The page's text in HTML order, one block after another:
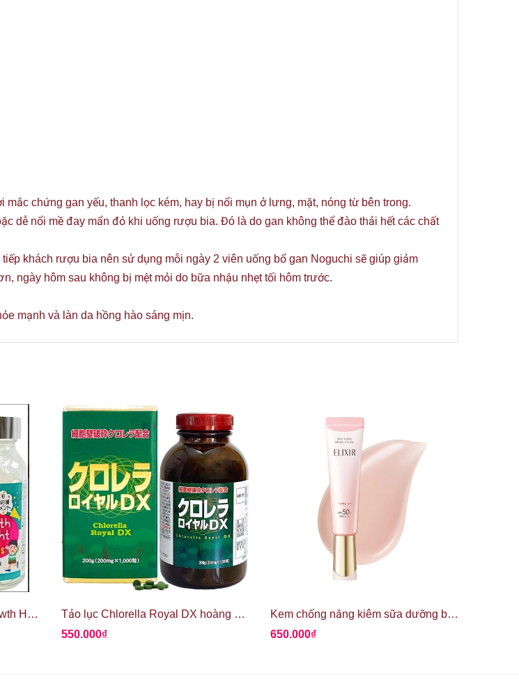
chứng gan yếu, thanh lọc kém, hay bị nổi mụn ở lưng, mặt, nóng từ bên trong.
dễ nổi mề đay mẩn đỏ khi uống rượu bia. Đó là do gan không thể đào thải hết các chất
khách rượu bia nên sử dụng mỗi ngày 2 viên uống bổ gan Noguchi sẽ giúp giảm
ngày hôm sau không bị mệt mỏi do bữa nhậu nhẹt tối hôm trước.
mạnh và làn da hồng hào sáng mịn.
Viên uống tăng chiều cao Growth Height Ex Plus
Tảo lục Chlorella Royal DX hoàng gia Nhật Bản
550.000₫
Kem chống nắng kiêm sữa dưỡng ban ngày Elixir Day Care Revolution Tone Up SPF50+
650.000₫